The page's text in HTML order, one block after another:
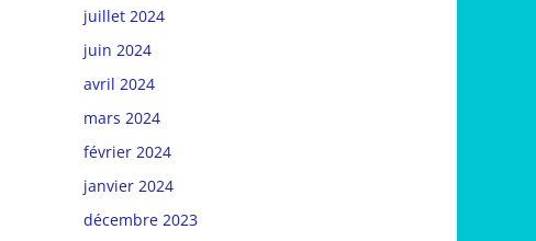
juillet 2024
juin 2024
avril 2024
mars 2024
février 2024
janvier 2024
décembre 2023